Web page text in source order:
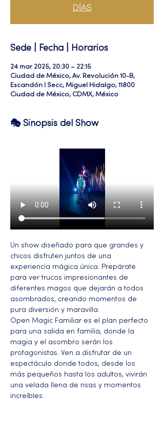
DÍAS
Sede | Fecha | Horarios
24 mar 2025, 20:30 – 22:15
Ciudad de México, Av. Revolución 10-B,
Escandón I Secc, Miguel Hidalgo, 11800
Ciudad de México, CDMX, México
🎭 Sinopsis del Show
Un show diseñado para que grandes y
chicos disfruten juntos de una
experiencia mágica única. Prepárate
para ver trucos impresionantes de
diferentes magos que dejarán a todos
asombrados, creando momentos de
pura diversión y maravilla.
Open Magic Familiar es el plan perfecto
para una salida en familia, donde la
magia y el asombro serán los
protagonistas. Ven a disfrutar de un
espectáculo donde todos, desde los
más pequeños hasta los adultos, vivirán
una velada llena de risas y momentos
increíbles.